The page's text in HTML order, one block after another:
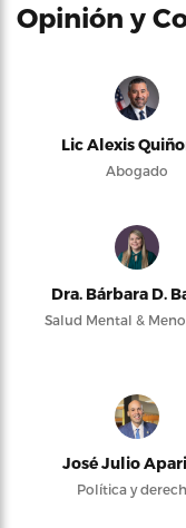
Opinión y
Lic Alexis
Abogado
Dra. Bárbara D.
Salud Mental &
José Julio
Política y